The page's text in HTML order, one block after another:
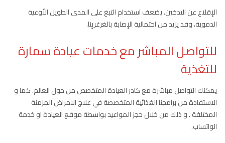
الإقلاع عن التدخين. يضعف استخدام التبغ على المدى الطويل الأوعية
الدموية، وقد يزيد من احتمالية الإصابة بالغرغريِنا.
للتواصل المباشر مع خدمات عيادة سمارة
للتغذية
يمكنك التواصل مباشرة مع كادر العيادة المتخصص من حول العالم. كما و
الاستفادة من برامجنا الغذائية المتخصصة في علاج الامراض المزمنة
المختلفة . و ذلك من خلال حجز المواعيد بواسطة موقع العيادة او خدمة
الواتساب.